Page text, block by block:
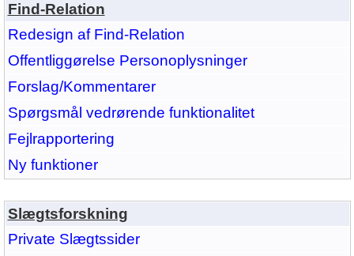
Find-Relation
Redesign af Find-Relation
Offentliggørelse Personoplysninger
Forslag/Kommentarer
Spørgsmål vedrørende funktionalitet
Fejlrapportering
Ny funktioner
Slægtsforskning
Private Slægtssider